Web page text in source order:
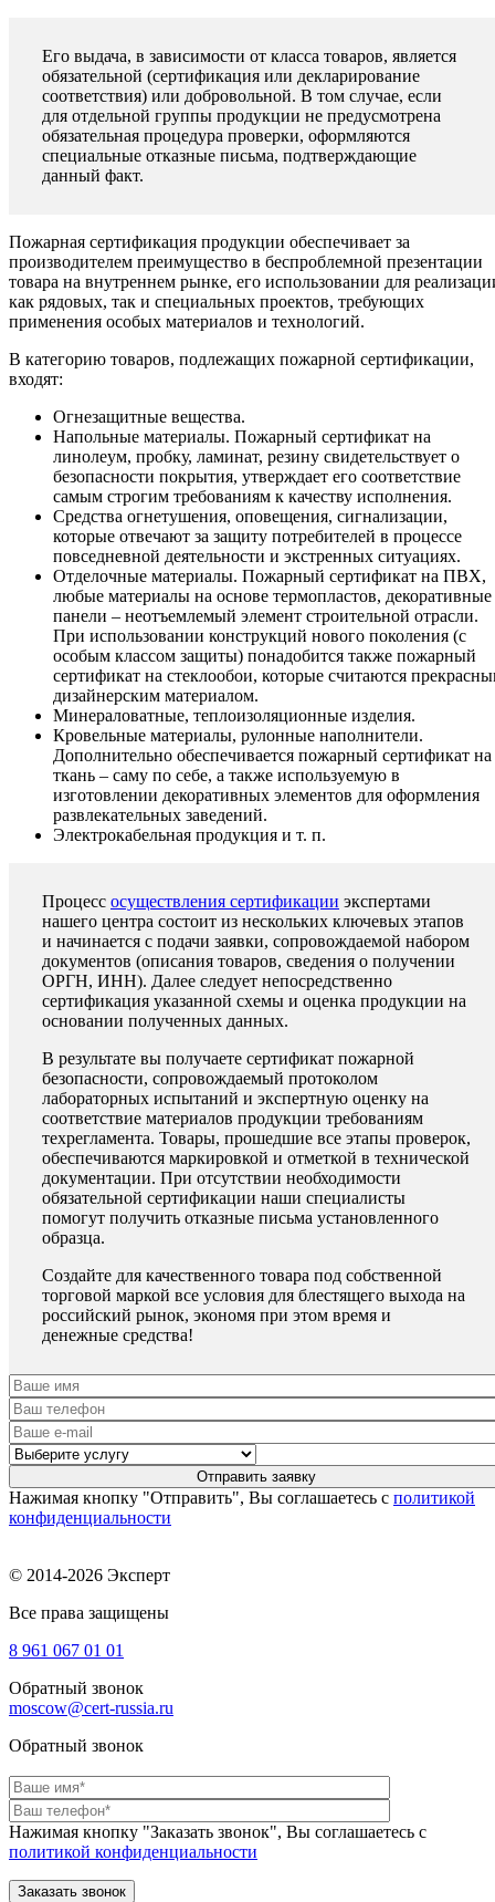
Его выдача, в зависимости от класса товаров, является
обязательной (сертификация или декларирование
соответствия) или добровольной. В том случае, если
для отдельной группы продукции не предусмотрена
обязательная процедура проверки, оформляются
специальные отказные письма, подтверждающие
данный факт.
Пожарная сертификация продукции обеспечивает за
производителем преимущество в беспроблемной презентации
товара на внутреннем рынке, его использовании для
как рядовых, так и специальных проектов, требующих
применения особых материалов и технологий.
В категорию товаров, подлежащих пожарной сертификации,
входят:
Огнезащитные вещества.
Напольные материалы. Пожарный сертификат на
линолеум, пробку, ламинат, резину свидетельствует о
безопасности покрытия, утверждает его соответствие
самым строгим требованиям к качеству исполнения.
Средства огнетушения, оповещения, сигнализации,
которые отвечают за защиту потребителей в процессе
повседневной деятельности и экстренных ситуациях.
Отделочные материалы. Пожарный сертификат на ПВХ,
любые материалы на основе термопластов, декоративные
панели – неотъемлемый элемент строительной отрасли.
При использовании конструкций нового поколения (с
особым классом защиты) понадобится также пожарный
сертификат на стеклообои, которые считаются
дизайнерским материалом.
Минераловатные, теплоизоляционные изделия.
Кровельные материалы, рулонные наполнители.
Дополнительно обеспечивается пожарный сертификат на
ткань – саму по себе, а также используемую в
изготовлении декоративных элементов для оформления
развлекательных заведений.
Электрокабельная продукция и т. п.
Процесс осуществления сертификации экспертами
нашего центра состоит из нескольких ключевых этапов
и начинается с подачи заявки, сопровождаемой набором
документов (описания товаров, сведения о получении
ОРГН, ИНН). Далее следует непосредственно
сертификация указанной схемы и оценка продукции на
основании полученных данных.
В результате вы получаете сертификат пожарной
безопасности, сопровождаемый протоколом
лабораторных испытаний и экспертную оценку на
соответствие материалов продукции требованиям
техрегламента. Товары, прошедшие все этапы проверок,
обеспечиваются маркировкой и отметкой в технической
документации. При отсутствии необходимости
обязательной сертификации наши специалисты
помогут получить отказные письма установленного
образца.
Создайте для качественного товара под собственной
торговой маркой все условия для блестящего выхода на
российский рынок, экономя при этом время и
денежные средства!
Нажимая кнопку "Отправить", Вы соглашаетесь с политикой
конфиденциальности
© 2014-2026 Эксперт
Все права защищены
8 961 067 01 01
Обратный звонок
moscow@cert-russia.ru
Обратный звонок
Нажимая кнопку "Заказать звонок", Вы соглашаетесь с
политикой конфиденциальности